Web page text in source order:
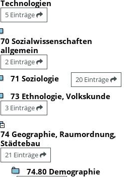
Technologien
5 Einträge
70 Sozialwissenschaften
allgemein
2 Einträge
71 Soziologie 20 Einträge
73 Ethnologie, Volkskunde
3 Einträge
74 Geographie, Raumordnung,
Städtebau
21 Einträge
74.80 Demographie